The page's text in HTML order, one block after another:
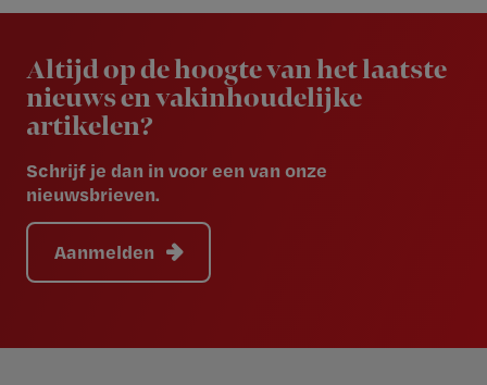
Altijd op de hoogte van het laatste
nieuws en vakinhoudelijke
artikelen?
Schrijf je dan in voor een van onze
nieuwsbrieven.
Aanmelden